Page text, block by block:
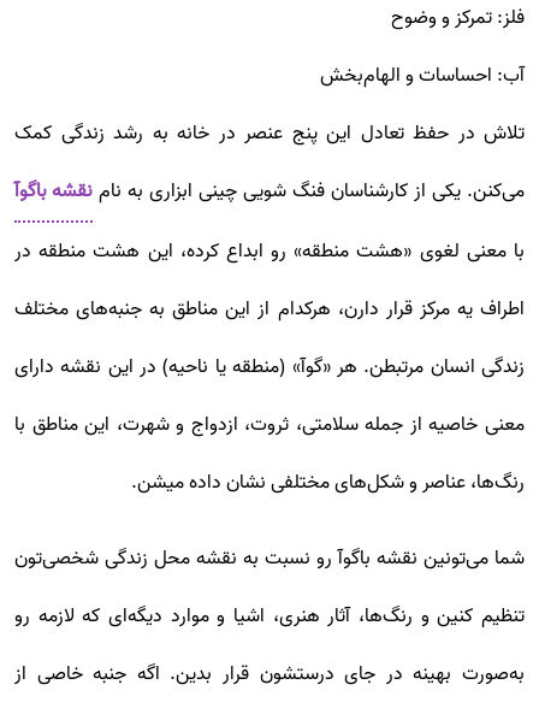
فلز: تمرکز و وضوح
آب: احساسات و الهام‌بخش
تلاش در حفظ تعادل این پنج عنصر در خانه به رشد زندگی کمک
می‌کنن. یکی از کارشناسان فنگ شویی چینی ابزاری به نامنقشه باگوآ
با معنی لغوی «هشت منطقه» رو ابداع کرده، این هشت منطقه در
اطراف یه مرکز قرار دارن، هرکدام از این مناطق به جنبه‌های مختلف
زندگی انسان مرتبطن. هر «گوآ» (منطقه یا ناحیه) در این نقشه دارای
معنی خاصیه از جمله سلامتی، ثروت، ازدواج و شهرت، این مناطق با
رنگ‌ها، عناصر و شکل‌های مختلفی نشان داده میشن.
شما می‌تونین نقشه باگوآ رو نسبت به نقشه محل زندگی شخصی‌تون
تنظیم کنین و رنگ‌ها، آثار هنری، اشیا و موارد دیگه‌ای که لازمه رو
به‌صورت بهینه در جای درستشون قرار بدین. اگه جنبه خاصی از